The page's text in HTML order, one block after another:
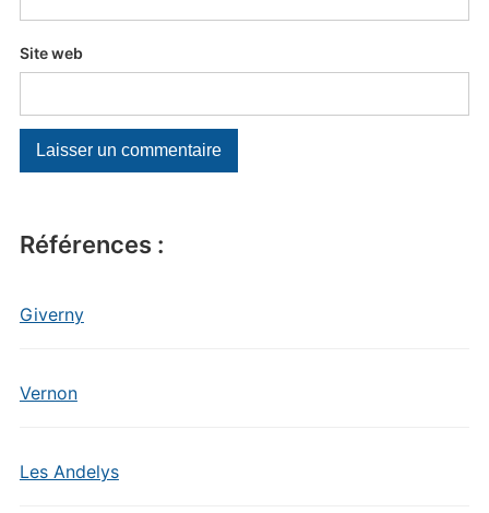
Références :
Giverny
Vernon
Les Andelys
Site web